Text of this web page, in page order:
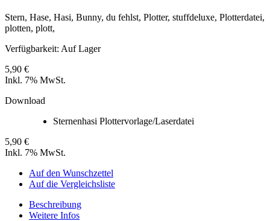
Stern, Hase, Hasi, Bunny, du fehlst, Plotter, stuffdeluxe, Plotterdatei,
plotten, plott,
Verfügbarkeit: Auf Lager
5,90 €
Inkl. 7% MwSt.
Download
Sternenhasi Plottervorlage/Laserdatei
5,90 €
Inkl. 7% MwSt.
Auf den Wunschzettel
Auf die Vergleichsliste
Beschreibung
Weitere Infos